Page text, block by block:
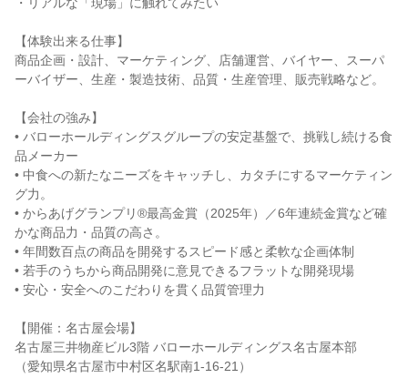
【体験出来る仕事】
商品企画・設計、マーケティング、店舗運営、バイヤー、スーパ
ーバイザー、生産・製造技術、品質・生産管理、販売戦略など。
【会社の強み】
• バローホールディングスグループの安定基盤で、挑戦し続ける食
品メーカー
• 中食への新たなニーズをキャッチし、カタチにするマーケティン
グ力。
• からあげグランプリ®最高金賞（2025年）／6年連続金賞など確
かな商品力・品質の高さ。
• 年間数百点の商品を開発するスピード感と柔軟な企画体制
• 若手のうちから商品開発に意見できるフラットな開発現場
• 安心・安全へのこだわりを貫く品質管理力
【開催：名古屋会場】
名古屋三井物産ビル3階 バローホールディングス名古屋本部
（愛知県名古屋市中村区名駅南1-16-21）